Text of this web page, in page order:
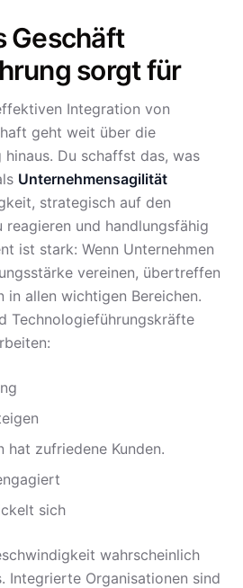
Geschäft
sorgt für
Integration von
geht weit über die
Du schaffst das, was
Unternehmensagilität
strategisch auf den
reagieren und handlungsfähig
ist stark: Wenn Unternehmen
vereinen, übertreffen
in allen wichtigen Bereichen.
Technologieführungskräfte
hat zufriedene Kunden.
sich
wahrscheinlich
Integrierte Organisationen sind